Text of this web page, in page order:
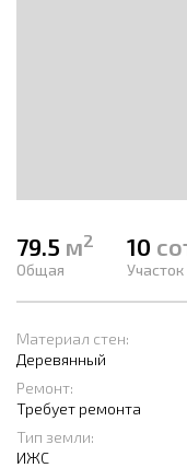
79.5 м2
Общая
10
Участок
Материал стен:
Деревянный
Ремонт:
Требует ремонта
Тип земли:
ИЖС